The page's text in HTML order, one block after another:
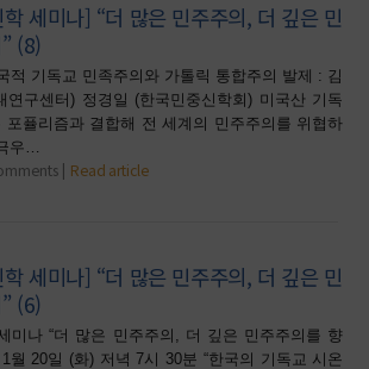
세미나] “더 많은 민주주의, 더 깊은 민
(8)
적 기독교 민족주의와 가톨릭 통합주의 발제 : 김
연구센터) 정경일 (한국민중신학회) 미국산 기독
포퓰리즘과 결합해 전 세계의 민주주의를 위협하
우…
Read article
세미나] “더 많은 민주주의, 더 깊은 민
(6)
미나 “더 많은 민주주의, 더 깊은 민주주의를 향
월 20일 (화) 저녁 7시 30분 “한국의 기독교 시온